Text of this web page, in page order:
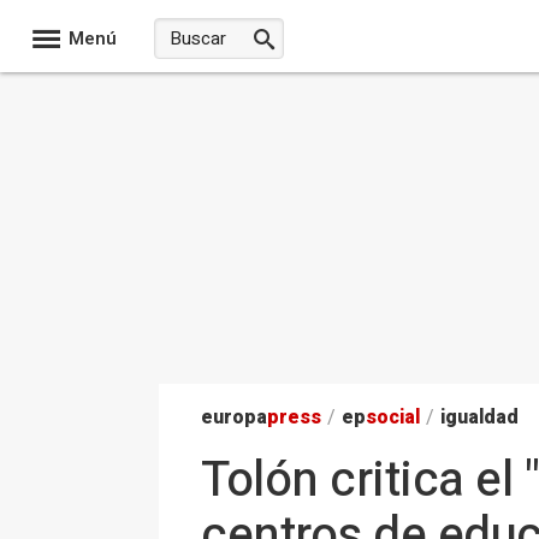
Menú
europapress / epsocial / igualdad
Tolón critica el